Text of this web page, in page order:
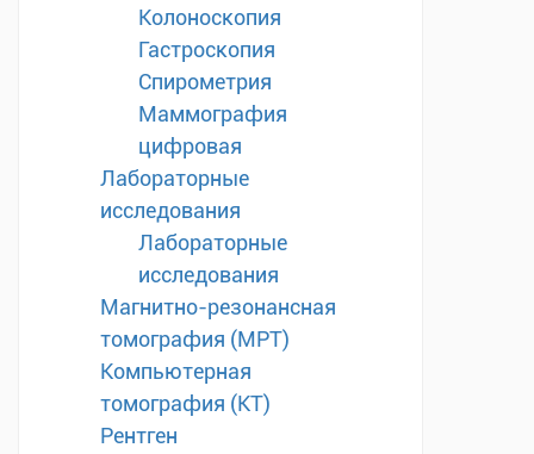
Колоноскопия
Гастроскопия
Спирометрия
Маммография
цифровая
Лабораторные
исследования
Лабораторные
исследования
Магнитно-резонансная
томография (МРТ)
Компьютерная
томография (КТ)
Рентген